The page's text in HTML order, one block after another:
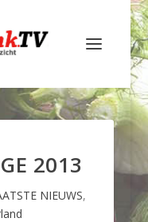
2013
NIEUWS,